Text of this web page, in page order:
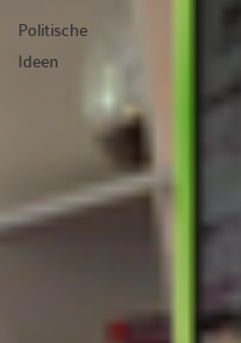
Politische
Ideen